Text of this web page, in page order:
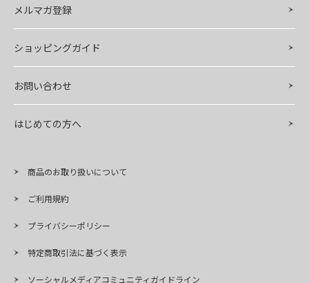
メルマガ登録
ショッピングガイド
お問い合わせ
はじめての方へ
商品のお取り扱いについて
ご利用規約
プライバシーポリシー
特定商取引法に基づく表示
ソーシャルメディアコミュニティガイドライン